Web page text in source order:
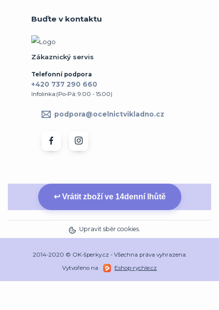
Buďte v kontaktu
Zákaznický servis
Telefonní podpora
+420 737 290 660
Infolinka:(Po-Pá: 9:00 - 15:00)
podpora@ocelnictvikladno.cz
↩ Vrátit zboží ve 14denní lhůtě
Upravit sběr cookies.
2014-2020 © OK-šperky.cz - Všechna práva vyhrazena.
Vytvořeno na
Eshop-rychle.cz